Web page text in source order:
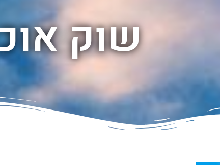
שוק